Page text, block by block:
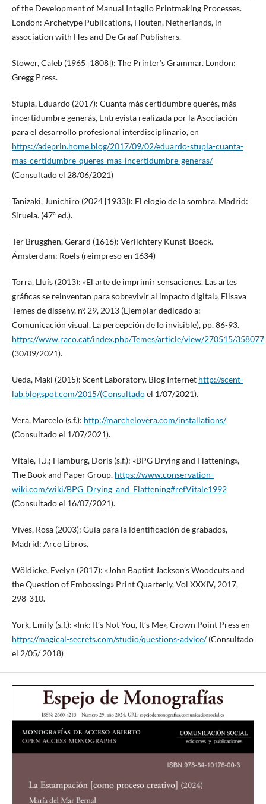
of the Development of Manual Intaglio Printmaking Processes.
London: Archetype Publications, Houten, Netherlands, in
association with Hes and De Graaf Publishers.
Stower, Caleb (1965 [1808]): The Printer’s Grammar. London:
Gregg Press.
Stupía, Eduardo (2017): Cuanta más certidumbre querés, más
incertidumbre generás, Entrevista realizada por la Asociación
para el desarrollo profesional interdisciplinario, en
https://adeprin.home.blog/2017/09/02/eduardo-stupia-cuanta-
mas-certidumbre-queres-mas-incertidumbre-generas/
(Consultado el 28/06/2021)
Tanizaki, Junichiro (2024 [1933]): El elogio de la sombra. Madrid:
Siruela. (47ª ed.).
Ter Brugghen, Gerard (1616): Verlichtery Kunst-Boeck.
Ámsterdam: Roels (reimpreso en 1634)
Torra, Lluís (2013): «El arte de imprimir sensaciones. Las artes
gráficas se reinventan para sobrevivir al impacto digital», Elisava
Temes de disseny, nº. 29, 2013 (Ejemplar dedicado a:
Comunicación visual. La percepción de lo invisible), pp. 86-93.
https://www.raco.cat/index.php/Temes/article/view/270515/358077
(30/09/2021).
Ueda, Maki (2015): Scent Laboratory. Blog Internet http://scent-
lab.blogspot.com/2015/(Consultadoel 1/07/2021).
Vera, Marcelo (s.f.): http://marchelovera.com/installations/
(Consultado el 1/07/2021).
Vitale, T.J.; Hamburg, Doris (s.f.): «BPG Drying and Flattening»,
The Book and Paper Group. https://www.conservation-
wiki.com/wiki/BPG_Drying_and_Flattening#refVitale1992
(Consultado el 16/07/2021).
Vives, Rosa (2003): Guía para la identificación de grabados,
Madrid: Arco Libros.
Wöldicke, Evelyn (2017): «John Baptist Jackson’s Woodcuts and
the Question of Embossing» Print Quarterly, Vol XXXIV, 2017,
298-310.
York, Emily (s.f.): «Ink: It’s Not You, It’s Me», Crown Point Press en
https://magical-secrets.com/studio/questions-advice/(Consultado
el 2/05/ 2018)